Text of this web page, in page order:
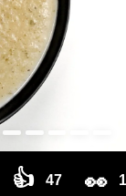
👍 47 👀